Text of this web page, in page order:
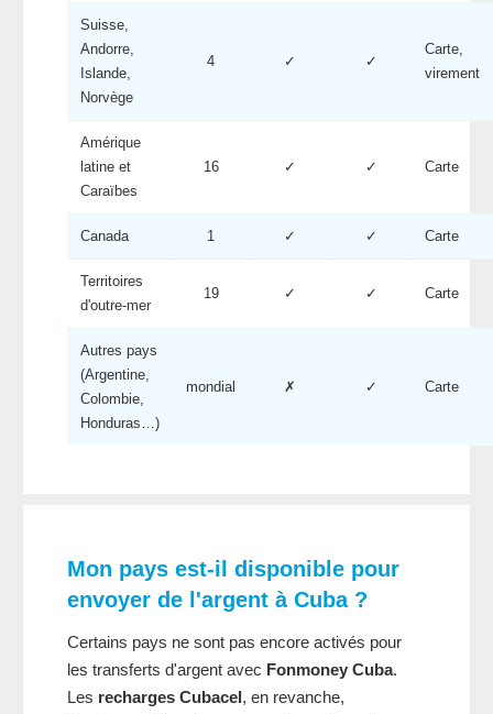
Suisse,
Andorre,
Islande,
Norvège
4 ✓ ✓
Carte,
virement
Amérique
latine et
Caraïbes
16 ✓ ✓ Carte
Canada 1 ✓ ✓ Carte
Territoires
d'outre-mer
19 ✓ ✓ Carte
Autres pays
(Argentine,
Colombie,
Honduras…)
mondial ✗ ✓ Carte
Mon pays est-il disponible pour
envoyer de l'argent à Cuba ?
Certains pays ne sont pas encore activés pour
les transferts d'argent avec Fonmoney Cuba.
Les recharges Cubacel, en revanche,